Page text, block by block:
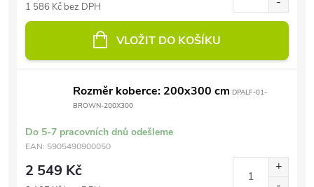
1 586 Kč bez DPH
VLOŽIT DO KOŠÍKU
Rozměr koberce: 200x300 cm DPALF-01-
BROWN-200X300
Do 5-7 pracovních dnů odešleme
EAN: 5905490900050
2 549 Kč